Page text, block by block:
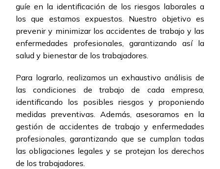
guíe en la identificación de los riesgos laborales a
los que estamos expuestos. Nuestro objetivo es
prevenir y minimizar los accidentes de trabajo y las
enfermedades profesionales, garantizando así la
salud y bienestar de los trabajadores.
Para lograrlo, realizamos un exhaustivo análisis de
las condiciones de trabajo de cada empresa,
identificando los posibles riesgos y proponiendo
medidas preventivas. Además, asesoramos en la
gestión de accidentes de trabajo y enfermedades
profesionales, garantizando que se cumplan todas
las obligaciones legales y se protejan los derechos
de los trabajadores.